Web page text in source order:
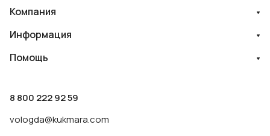
Компания
Информация
Помощь
8 800 222 92 59
vologda@kukmara.com